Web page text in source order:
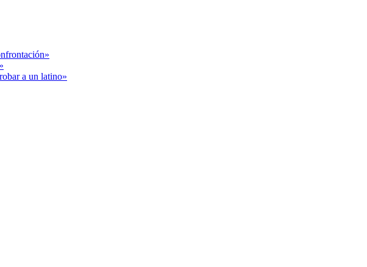
a un latino»